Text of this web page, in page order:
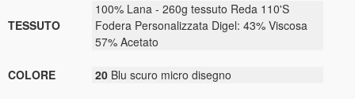
TESSUTO
100% Lana - 260g tessuto Reda 110'S
Fodera Personalizzata Digel: 43% Viscosa
57% Acetato
COLORE 20 Blu scuro micro disegno